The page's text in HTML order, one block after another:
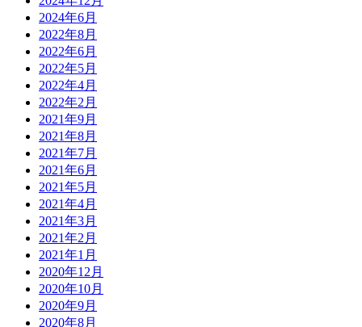
2024年6月
2022年8月
2022年6月
2022年5月
2022年4月
2022年2月
2021年9月
2021年8月
2021年7月
2021年6月
2021年5月
2021年4月
2021年3月
2021年2月
2021年1月
2020年12月
2020年10月
2020年9月
2020年8月